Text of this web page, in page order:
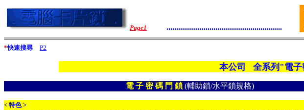
Page1 ...........................................................
*快速搜尋 P2
本公司 全系列"電子密碼
電 子 密 碼 門 鎖 (輔助鎖/水平鎖規格)
< 特色 >